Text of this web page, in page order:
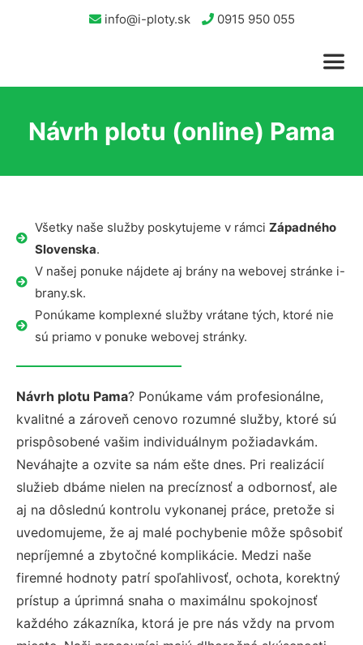
info@i-ploty.sk 0915 950 055
Návrh plotu (online) Pama
Všetky naše služby poskytujeme v rámci Západného
Slovenska.
V našej ponuke nájdete aj brány na webovej stránke i-
brany.sk.
Ponúkame komplexné služby vrátane tých, ktoré nie
sú priamo v ponuke webovej stránky.
Návrh plotu Pama? Ponúkame vám profesionálne,
kvalitné a zároveň cenovo rozumné služby, ktoré sú
prispôsobené vašim individuálnym požiadavkám.
Neváhajte a ozvite sa nám ešte dnes. Pri realizácií
služieb dbáme nielen na precíznosť a odbornosť, ale
aj na dôslednú kontrolu vykonanej práce, pretože si
uvedomujeme, že aj malé pochybenie môže spôsobiť
nepríjemné a zbytočné komplikácie. Medzi naše
firemné hodnoty patrí spoľahlivosť, ochota, korektný
prístup a úprimná snaha o maximálnu spokojnosť
každého zákazníka, ktorá je pre nás vždy na prvom